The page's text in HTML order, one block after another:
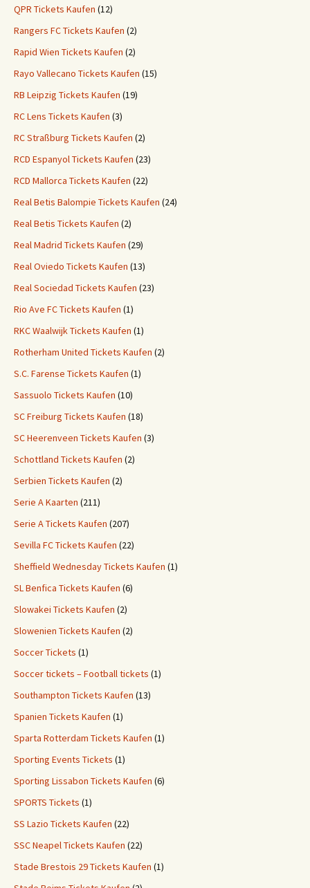
QPR Tickets Kaufen (12)
Rangers FC Tickets Kaufen (2)
Rapid Wien Tickets Kaufen (2)
Rayo Vallecano Tickets Kaufen (15)
RB Leipzig Tickets Kaufen (19)
RC Lens Tickets Kaufen (3)
RC Straßburg Tickets Kaufen (2)
RCD Espanyol Tickets Kaufen (23)
RCD Mallorca Tickets Kaufen (22)
Real Betis Balompie Tickets Kaufen (24)
Real Betis Tickets Kaufen (2)
Real Madrid Tickets Kaufen (29)
Real Oviedo Tickets Kaufen (13)
Real Sociedad Tickets Kaufen (23)
Rio Ave FC Tickets Kaufen (1)
RKC Waalwijk Tickets Kaufen (1)
Rotherham United Tickets Kaufen (2)
S.C. Farense Tickets Kaufen (1)
Sassuolo Tickets Kaufen (10)
SC Freiburg Tickets Kaufen (18)
SC Heerenveen Tickets Kaufen (3)
Schottland Tickets Kaufen (2)
Serbien Tickets Kaufen (2)
Serie A Kaarten (211)
Serie A Tickets Kaufen (207)
Sevilla FC Tickets Kaufen (22)
Sheffield Wednesday Tickets Kaufen (1)
SL Benfica Tickets Kaufen (6)
Slowakei Tickets Kaufen (2)
Slowenien Tickets Kaufen (2)
Soccer Tickets (1)
Soccer tickets – Football tickets (1)
Southampton Tickets Kaufen (13)
Spanien Tickets Kaufen (1)
Sparta Rotterdam Tickets Kaufen (1)
Sporting Events Tickets (1)
Sporting Lissabon Tickets Kaufen (6)
SPORTS Tickets (1)
SS Lazio Tickets Kaufen (22)
SSC Neapel Tickets Kaufen (22)
Stade Brestois 29 Tickets Kaufen (1)